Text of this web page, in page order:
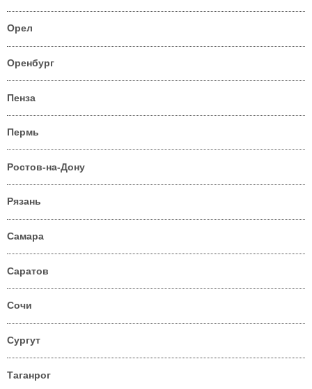
Орел
Оренбург
Пенза
Пермь
Ростов-на-Дону
Рязань
Самара
Саратов
Сочи
Сургут
Таганрог